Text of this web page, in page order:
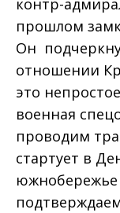
контр-
прошлом
Он
отношении
это
военная
проводим
стартует в